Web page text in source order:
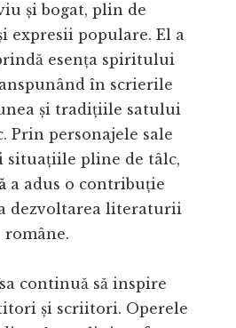
și bogat, plin de
expresii populare. El a
esența spiritului
în scrierile
și tradițiile satului
Prin personajele sale
situațiile pline de tâlc,
a adus o contribuție
dezvoltarea literaturii
române.
continuă să inspire
și scriitori. Operele